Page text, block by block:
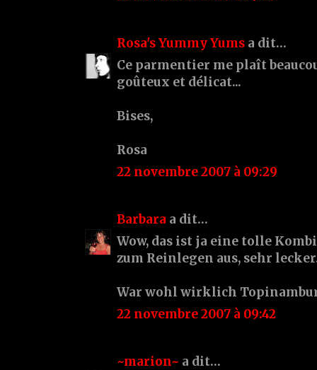
Rosa's Yummy Yums a dit…
Ce parmentier me plaît
goûteux et délicat...
Bises,
Rosa
22 novembre 2007 à 09:29
Barbara a dit…
Wow, das ist ja eine tolle
zum Reinlegen aus, sehr
War wohl wirklich
22 novembre 2007 à 09:42
~marion~ a dit…